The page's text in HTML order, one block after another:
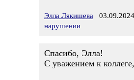
Элла Лякишева
нарушении
Спасибо, Элла!
С уважением к коллеге,